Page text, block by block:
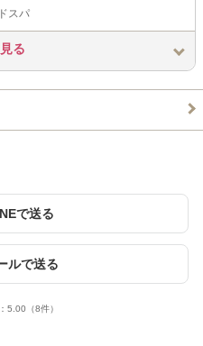
スパ
る
で送る
ルで送る
5.00 （8件）